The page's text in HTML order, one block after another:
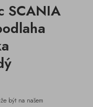
SCANIA
být na našem